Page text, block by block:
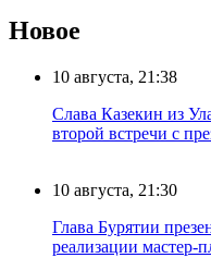
Новое
10 августа, 21:38
Слава Казекин из
второй встречи с
10 августа, 21:30
Глава Бурятии
реализации мастер-